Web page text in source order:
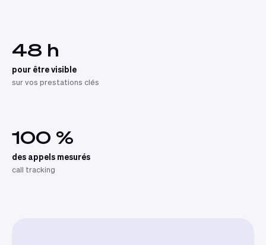
48 h
pour être visible
sur vos prestations clés
100 %
des appels mesurés
call tracking